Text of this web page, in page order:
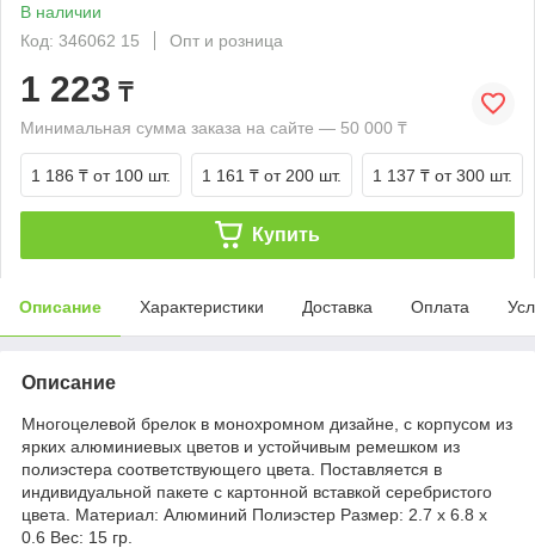
В наличии
Код: 346062 15
Опт и розница
1 223 ₸
Минимальная сумма заказа на сайте — 50 000 ₸
1 186 ₸ от 100 шт. 1 161 ₸ от 200 шт. 1 137 ₸ от 300 шт.
Купить
Описание Характеристики Доставка Оплата
Описание
Многоцелевой брелок в монохромном дизайне, с корпусом из
ярких алюминиевых цветов и устойчивым ремешком из
полиэстера соответствующего цвета. Поставляется в
индивидуальной пакете с картонной вставкой серебристого
цвета. Материал: Алюминий Полиэстер Размер: 2.7 x 6.8 x
0.6 Вес: 15 гр.